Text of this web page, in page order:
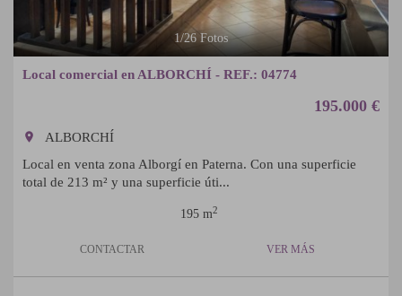
1/26 Fotos
Local comercial en ALBORCHÍ - REF.: 04774
195.000 €
room
ALBORCHÍ
Local en venta zona Alborgí en Paterna. Con una superficie
total de 213 m² y una superficie úti...
195 m2
CONTACTAR VER MÁS